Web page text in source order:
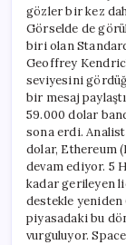
gözler bir kez
Görselde de
biri olan
Geoffrey
seviyesini
bir mesaj
59.000 dolar
sona erdi.
dolar, Ethereum
devam ediyor. 5
kadar gerileyen
destekle yeniden
piyasadaki bu
vurguluyor.